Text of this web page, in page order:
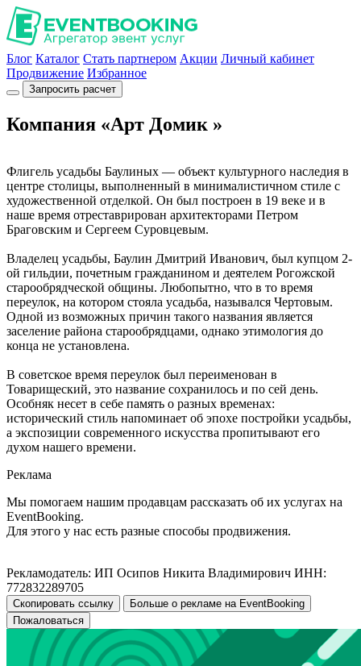
Блог Каталог Стать партнером Акции Личный кабинет
Продвижение Избранное
Запросить расчет
Компания «Арт Домик »
Флигель усадьбы Баулиных ― объект культурного наследия в
центре столицы, выполненный в минималистичном стиле с
художественной отделкой. Он был построен в 19 веке и в
наше время отреставрирован архитекторами Петром
Браговским и Сергеем Суровцевым.
Владелец усадьбы, Баулин Дмитрий Иванович, был купцом 2-
ой гильдии, почетным гражданином и деятелем Рогожской
старообрядческой общины. Любопытно, что в то время
переулок, на котором стояла усадьба, назывался Чертовым.
Одной из возможных причин такого названия является
заселение района старообрядцами, однако этимология до
конца не установлена.
В советское время переулок был переименован в
Товарищеский, это название сохранилось и по сей день.
Особняк несет в себе память о разных временах:
исторический стиль напоминает об эпохе постройки усадьбы,
а экспозиции современного искусства пропитывают его
духом нашего времени.
Реклама
Мы помогаем нашим продавцам рассказать об их услугах на
EventBooking.
Для этого у нас есть разные способы продвижения.
Рекламодатель: ИП Осипов Никита Владимирович ИНН:
772832289705
Скопировать ссылку
Больше о рекламе на EventBooking
Пожаловаться